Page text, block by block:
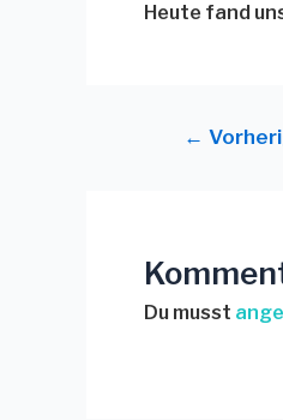
Heute fand
←
Du musst